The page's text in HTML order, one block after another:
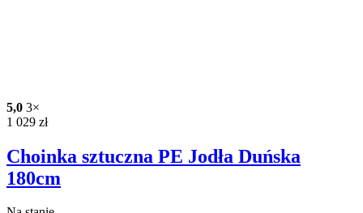
5,0 3×
1 029 zł
Choinka sztuczna PE Jodła Duńska
180cm